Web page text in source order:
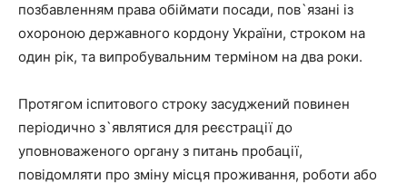
позбавленням права обіймати посади, пов`язані із
охороною державного кордону України, строком на
один рік, та випробувальним терміном на два роки.
Протягом іспитового строку засуджений повинен
періодично з`являтися для реєстрації до
уповноваженого органу з питань пробації,
повідомляти про зміну місця проживання, роботи або